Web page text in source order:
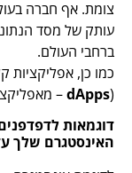
צומת. אף חברה בעולם
עותק של מסד
ברחבי העולם.
כמו כן, אפליקציות
dApps– מאפליקציות
האינסטגרם שלך